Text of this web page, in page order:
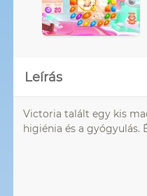
Leírás
Victoria talált egy kis
higiénia és a gyógyulás.